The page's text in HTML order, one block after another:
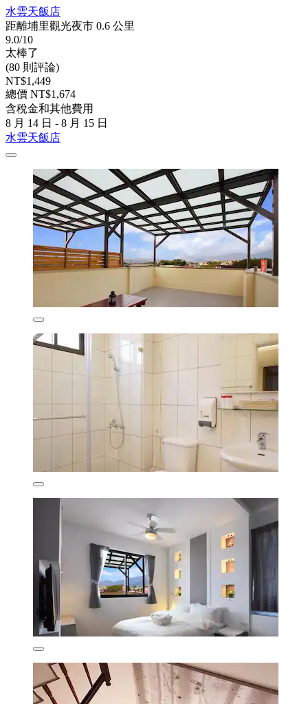
水雲天飯店
距離埔里觀光夜市 0.6 公里
9.0/10
太棒了
(80 則評論)
NT$1,449
總價 NT$1,674
含稅金和其他費用
8 月 14 日 - 8 月 15 日
水雲天飯店